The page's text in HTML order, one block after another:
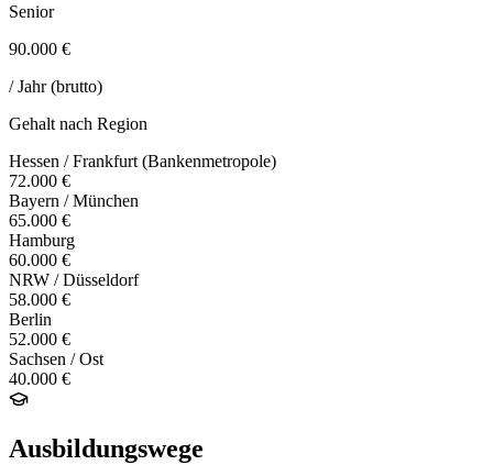
Senior
90.000 €
/ Jahr (brutto)
Gehalt nach Region
Hessen / Frankfurt (Bankenmetropole)
72.000 €
Bayern / München
65.000 €
Hamburg
60.000 €
NRW / Düsseldorf
58.000 €
Berlin
52.000 €
Sachsen / Ost
40.000 €
Ausbildungswege